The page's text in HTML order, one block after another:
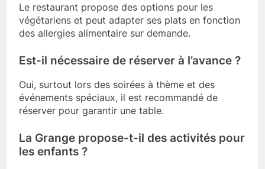
Le restaurant propose des options pour les
végétariens et peut adapter ses plats en fonction
des allergies alimentaire sur demande.
Est-il nécessaire de réserver à l’avance ?
Oui, surtout lors des soirées à thème et des
événements spéciaux, il est recommandé de
réserver pour garantir une table.
La Grange propose-t-il des activités pour
les enfants ?